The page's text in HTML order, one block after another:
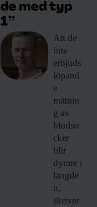
de med typ
1”
Att de
inte
erbjuds
löpand
e
mätnin
g av
blodso
cker
blir
dyrare i
längde
n,
skriver